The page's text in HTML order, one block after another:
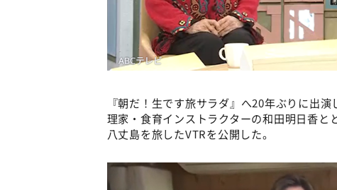
『朝だ！生です旅サラダ』へ20年ぶりに出
理家・食育インストラクターの和田明日香
八丈島を旅したVTRを公開した。